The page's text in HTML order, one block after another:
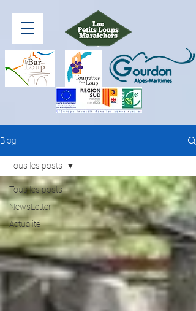
Blog
Tous les posts
NewsLetter
Actualité
Tous les posts